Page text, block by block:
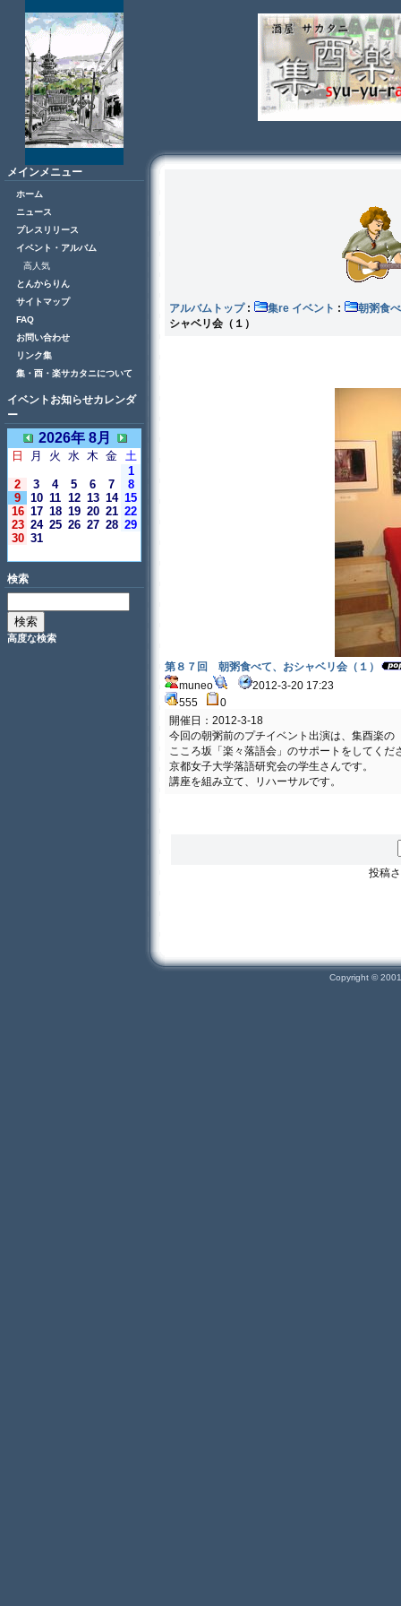
メインメニュー
ホーム
ニュース
プレスリリース
イベント・アルバム
高人気
とんからりん
サイトマップ
FAQ
お問い合わせ
リンク集
集・酉・楽サカタニについて
イベントお知らせカレンダ
ー
2026年 8月
日 月 火 水 木 金 土
1
2
3 4 5 6 7
8
9
10 11 12 13 14 15
16 17 18 19 20 21 22
23 24 25 26 27 28 29
30 31
検索
高度な検索
アルバムトップ: 集re イベント :
朝粥食
シャベリ会（１）
第８７回 朝粥食べて、おシャベリ会（１）
muneo
2012-3-20 17:23
555
0
開催日：2012-3-18
今回の朝粥前のプチイベント出演は、集酉楽の
こころ坂「楽々落語会」のサポートをしてくだ
京都女子大学落語研究会の学生さんです。
講座を組み立て、リハーサルです。
投稿
Copyright ©